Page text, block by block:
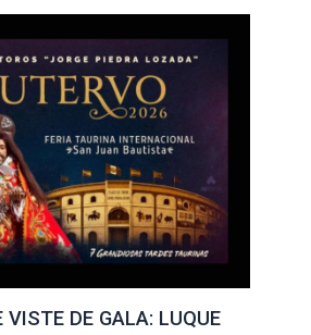
VISTE DE GALA: LUQUE